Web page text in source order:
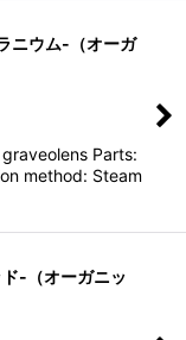
ニウム-（オーガ
Parts:
method: Steam
-（オーガニッ